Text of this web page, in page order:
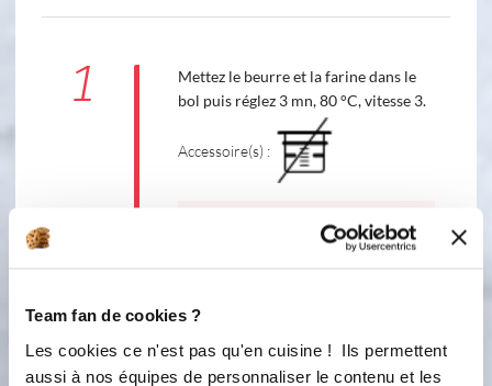
Team fan de cookies ?
Les cookies ce n'est pas qu'en cuisine ! Ils permettent
aussi à nos équipes de personnaliser le contenu et les
1
Mettez le beurre et la farine dans le
bol puis réglez 3 mn, 80 °C, vitesse 3.
Accessoire(s) :
80 °C
2
Mettez le fouet en place. Ajoutez le
Faites cuire 12 mn, 110 °C vitesse 3.